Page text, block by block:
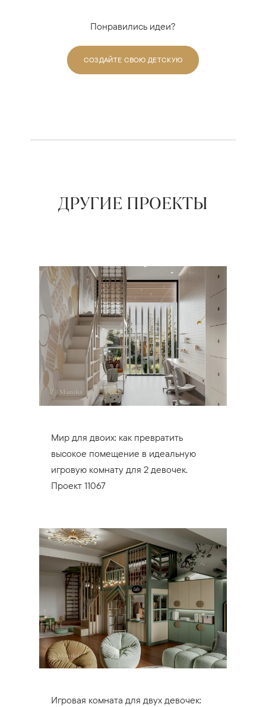
Понравились идеи?
СОЗДАЙТЕ СВОЮ ДЕТСКУЮ
ДРУГИЕ ПРОЕКТЫ
Мир для двоих: как превратить
высокое помещение в идеальную
игровую комнату для 2 девочек.
Проект 11067
Игровая комната для двух девочек: